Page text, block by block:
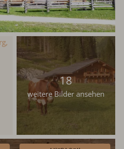
18
weitere Bilder ansehen